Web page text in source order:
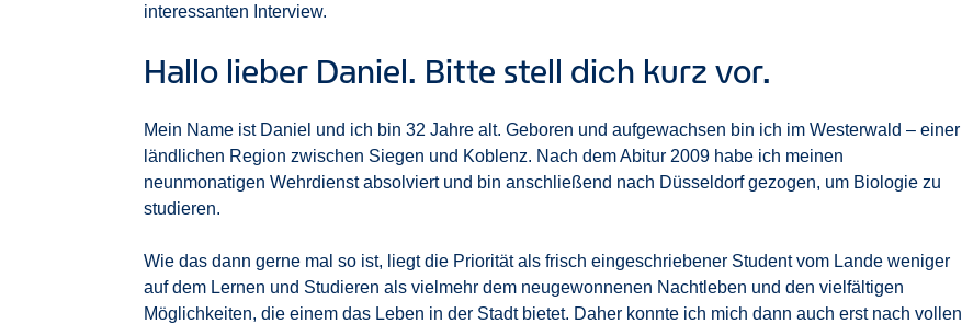
interessanten Interview.
Hallo lieber Daniel. Bitte stell dich kurz vor.
Mein Name ist Daniel und ich bin 32 Jahre alt. Geboren und aufgewachsen bin ich im Westerwald – einer
ländlichen Region zwischen Siegen und Koblenz. Nach dem Abitur 2009 habe ich meinen
neunmonatigen Wehrdienst absolviert und bin anschließend nach Düsseldorf gezogen, um Biologie zu
studieren.
Wie das dann gerne mal so ist, liegt die Priorität als frisch eingeschriebener Student vom Lande weniger
auf dem Lernen und Studieren als vielmehr dem neugewonnenen Nachtleben und den vielfältigen
Möglichkeiten, die einem das Leben in der Stadt bietet. Daher konnte ich mich dann auch erst nach vollen